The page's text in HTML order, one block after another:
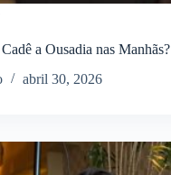
a Ousadia nas Manhãs?
abril 30, 2026